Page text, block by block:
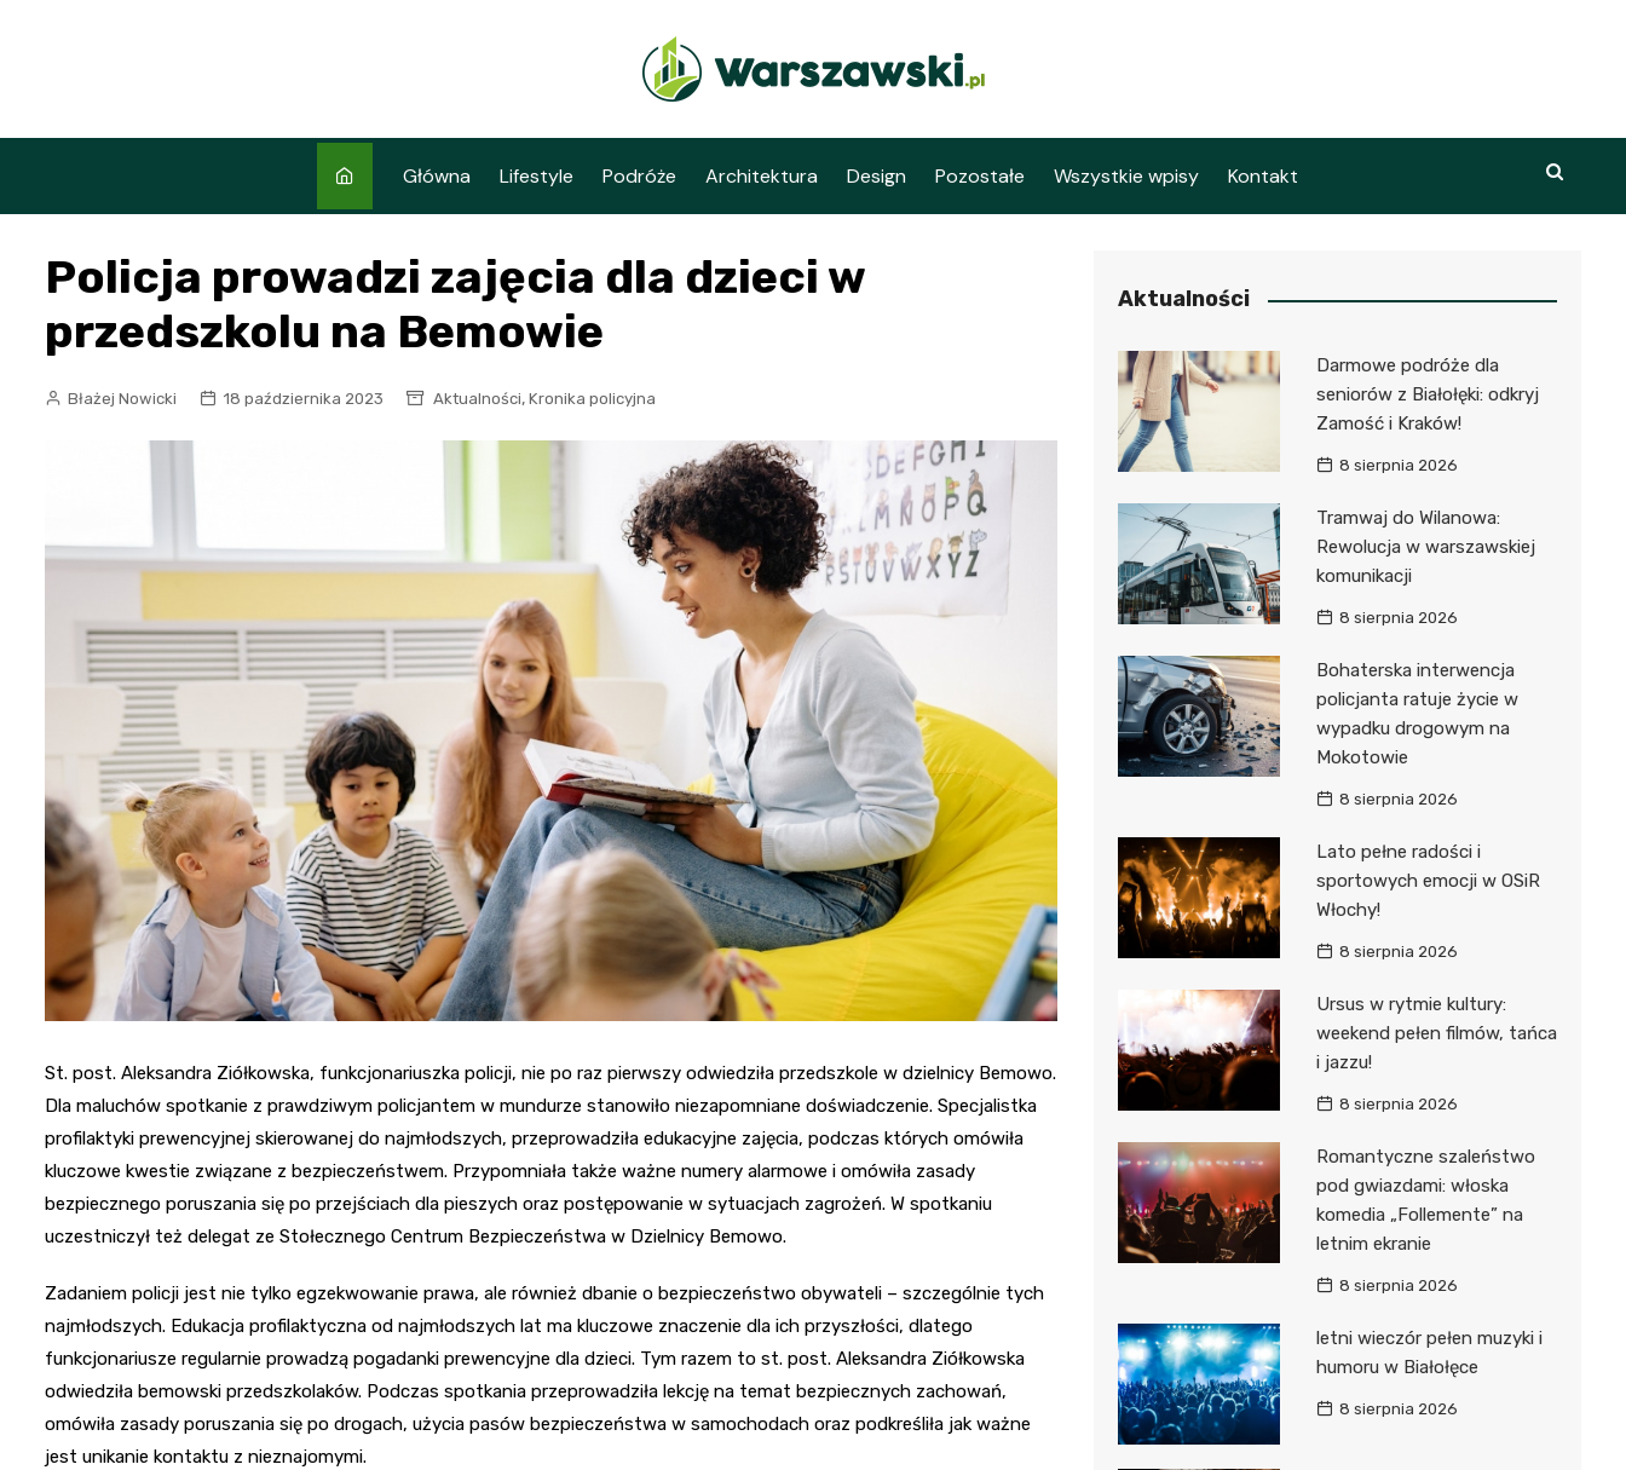
Główna Lifestyle Podróże Architektura Design Pozostałe Wszystkie wpisy Kontakt
Policja prowadzi zajęcia dla dzieci w
przedszkolu na Bemowie
Błażej Nowicki 18 października 2023 Aktualności, Kronika policyjna
St. post. Aleksandra Ziółkowska, funkcjonariuszka policji, nie po raz pierwszy odwiedziła przedszkole w dzielnicy Bemowo.
Dla maluchów spotkanie z prawdziwym policjantem w mundurze stanowiło niezapomniane doświadczenie. Specjalistka
profilaktyki prewencyjnej skierowanej do najmłodszych, przeprowadziła edukacyjne zajęcia, podczas których omówiła
kluczowe kwestie związane z bezpieczeństwem. Przypomniała także ważne numery alarmowe i omówiła zasady
bezpiecznego poruszania się po przejściach dla pieszych oraz postępowanie w sytuacjach zagrożeń. W spotkaniu
uczestniczył też delegat ze Stołecznego Centrum Bezpieczeństwa w Dzielnicy Bemowo.
Zadaniem policji jest nie tylko egzekwowanie prawa, ale również dbanie o bezpieczeństwo obywateli – szczególnie tych
najmłodszych. Edukacja profilaktyczna od najmłodszych lat ma kluczowe znaczenie dla ich przyszłości, dlatego
funkcjonariusze regularnie prowadzą pogadanki prewencyjne dla dzieci. Tym razem to st. post. Aleksandra Ziółkowska
odwiedziła bemowski przedszkolaków. Podczas spotkania przeprowadziła lekcję na temat bezpiecznych zachowań,
omówiła zasady poruszania się po drogach, użycia pasów bezpieczeństwa w samochodach oraz podkreśliła jak ważne
jest unikanie kontaktu z nieznajomymi.
Aktualności
Darmowe podróże dla
seniorów z Białołęki: odkryj
Zamość i Kraków!
8 sierpnia 2026
Tramwaj do Wilanowa:
Rewolucja w warszawskiej
komunikacji
8 sierpnia 2026
Bohaterska interwencja
policjanta ratuje życie w
wypadku drogowym na
Mokotowie
8 sierpnia 2026
Lato pełne radości i
sportowych emocji w OSiR
Włochy!
8 sierpnia 2026
Ursus w rytmie kultury:
weekend pełen filmów, tańca
i jazzu!
8 sierpnia 2026
Romantyczne szaleństwo
pod gwiazdami: włoska
komedia „Follemente” na
letnim ekranie
8 sierpnia 2026
letni wieczór pełen muzyki i
humoru w Białołęce
8 sierpnia 2026